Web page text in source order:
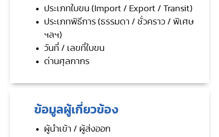
ประเภทใบขน (Import / Export / Transit)
ประเภทพิธีการ (ธรรมดา / ชั่วคราว / พิเศษ
ฯลฯ)
วันที่ / เลขที่ใบขน
ด่านศุลกากร
ข้อมูลผู้เกี่ยวข้อง
ผู้นำเข้า / ผู้ส่งออก